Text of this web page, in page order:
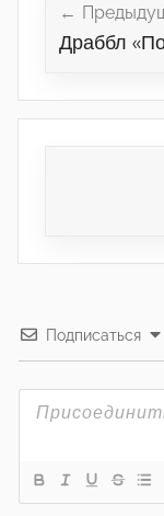
записям
Драббл
Подписаться